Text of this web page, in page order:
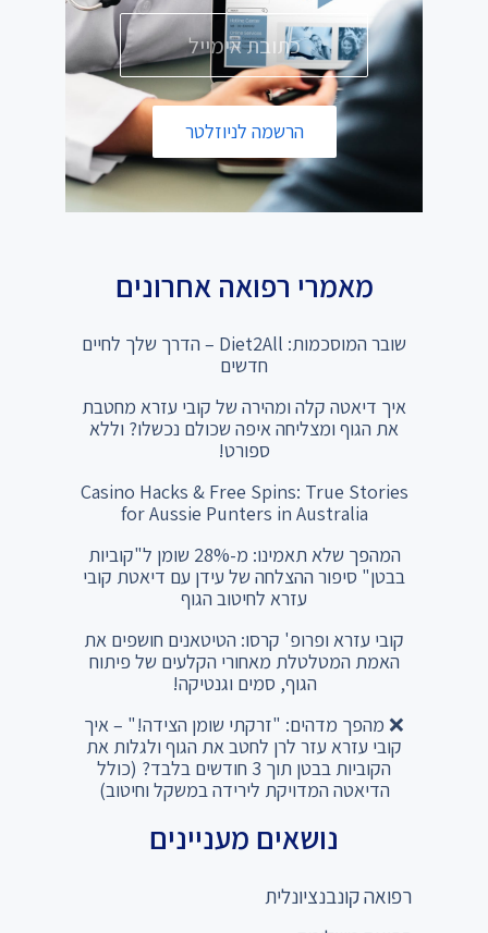
הרשמה לניוזלטר
מאמרי רפואה אחרונים
שובר המוסכמות: Diet2All – הדרך שלך לחיים
חדשים
איך דיאטה קלה ומהירה של קובי עזרא מחטבת
את הגוף ומצליחה איפה שכולם נכשלו? וללא
ספורט!
Casino Hacks & Free Spins: True Stories
for Aussie Punters in Australia
המהפך שלא תאמינו: מ-28% שומן ל"קוביות
בבטן" סיפור ההצלחה של עידן עם דיאטת קובי
עזרא לחיטוב הגוף
קובי עזרא ופרופ' קרסו: הטיטאנים חושפים את
האמת המטלטלת מאחורי הקלעים של פיתוח
הגוף, סמים וגנטיקה!
❌ מהפך מדהים: "זרקתי שומן הצידה!" – איך
קובי עזרא עזר לרן לחטב את הגוף ולגלות את
הקוביות בבטן תוך 3 חודשים בלבד? (כולל
הדיאטה המדויקת לירידה במשקל וחיטוב)
נושאים מעניינים
רפואה קונבנציונלית